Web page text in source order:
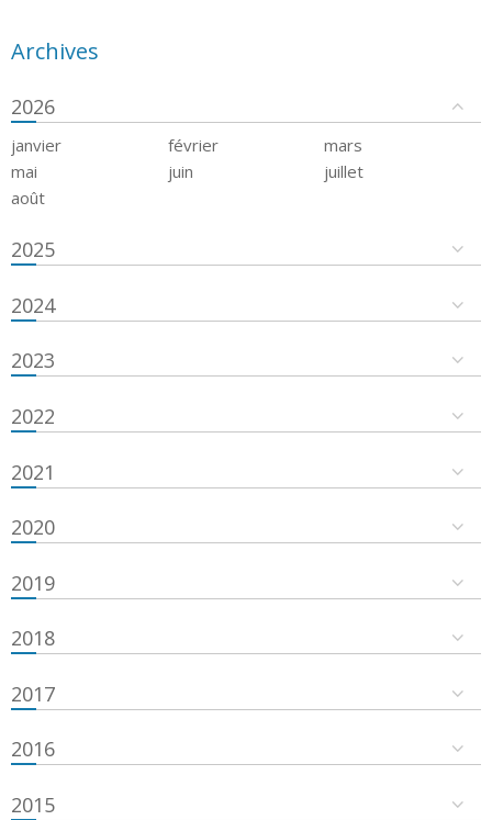
Archives
2026
janvier février
mars
mai
juin
juillet
août
2025
2024
2023
2022
2021
2020
2019
2018
2017
2016
2015